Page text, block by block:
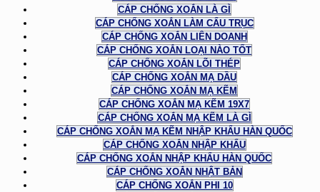
CÁP CHỐNG XOẮN LÀ GÌ
CÁP CHỐNG XOẮN LÀM CẨU TRỤC
CÁP CHỐNG XOẮN LIÊN DOANH
CÁP CHỐNG XOẮN LOẠI NÀO TỐT
CÁP CHỐNG XOẮN LÕI THÉP
CÁP CHỐNG XOẮN MẠ DẦU
CÁP CHỐNG XOẮN MẠ KẼM
CÁP CHỐNG XOẮN MẠ KẼM 19X7
CÁP CHỐNG XOẮN MẠ KẼM LÀ GÌ
CÁP CHỐNG XOẮN MẠ KẼM NHẬP KHẨU HÀN QUỐC
CÁP CHỐNG XOẮN NHẬP KHẨU
CÁP CHỐNG XOẮN NHẬP KHẨU HÀN QUỐC
CÁP CHỐNG XOẮN NHẬT BẢN
CÁP CHỐNG XOẮN PHI 10